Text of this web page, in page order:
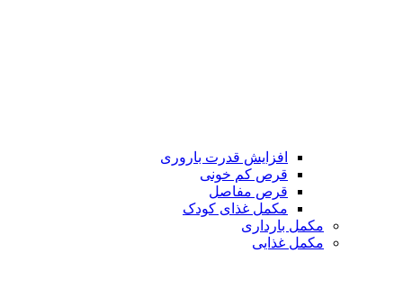
افزایش قدرت باروری
قرص کم خونی
قرص مفاصل
مکمل غذای کودک
مکمل بارداری
مکمل غذایی